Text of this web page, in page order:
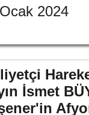
2024
İsmet